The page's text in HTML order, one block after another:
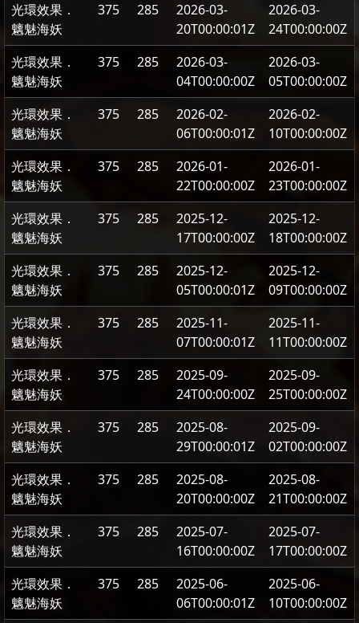
光環效果．
魑魅海妖
375 285
2026-03-
20T00:00:01Z
2026-03-
24T00:00:00Z
光環效果．
魑魅海妖
375 285
2026-03-
04T00:00:00Z
2026-03-
05T00:00:00Z
光環效果．
魑魅海妖
375 285
2026-02-
06T00:00:01Z
2026-02-
10T00:00:00Z
光環效果．
魑魅海妖
375 285
2026-01-
22T00:00:00Z
2026-01-
23T00:00:00Z
光環效果．
魑魅海妖
375 285
2025-12-
17T00:00:00Z
2025-12-
18T00:00:00Z
光環效果．
魑魅海妖
375 285
2025-12-
05T00:00:01Z
2025-12-
09T00:00:00Z
光環效果．
魑魅海妖
375 285
2025-11-
07T00:00:01Z
2025-11-
11T00:00:00Z
光環效果．
魑魅海妖
375 285
2025-09-
24T00:00:00Z
2025-09-
25T00:00:00Z
光環效果．
魑魅海妖
375 285
2025-08-
29T00:00:01Z
2025-09-
02T00:00:00Z
光環效果．
魑魅海妖
375 285
2025-08-
20T00:00:00Z
2025-08-
21T00:00:00Z
光環效果．
魑魅海妖
375 285
2025-07-
16T00:00:00Z
2025-07-
17T00:00:00Z
光環效果．
魑魅海妖
375 285
2025-06-
06T00:00:01Z
2025-06-
10T00:00:00Z